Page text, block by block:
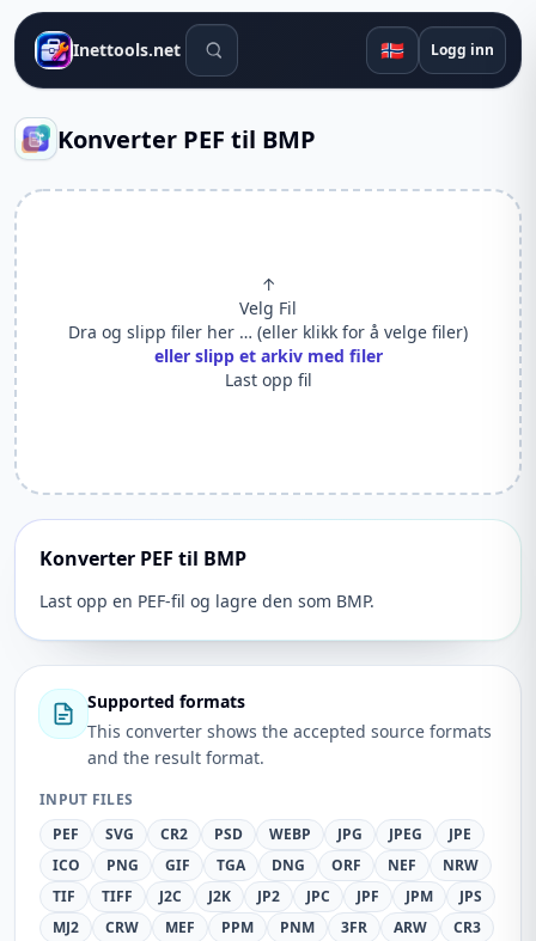
Inettools.net Søkeverktøy 🇳🇴 Logg inn
Konverter PEF til BMP
↑
Velg Fil
Dra og slipp filer her … (eller klikk for å velge filer)
eller slipp et arkiv med filer
Last opp fil
Konverter PEF til BMP
Last opp en PEF-fil og lagre den som BMP.
Supported formats
This converter shows the accepted source formats
and the result format.
INPUT FILES
PEF
SVG CR2 PSD WEBP JPG JPEG
JPE
ICO
PNG GIF TGA DNG ORF NEF
NRW
TIF
TIFF J2C J2K JP2 JPC JPF JPM
JPS
MJ2
CRW MEF PPM PNM 3FR ARW
CR3